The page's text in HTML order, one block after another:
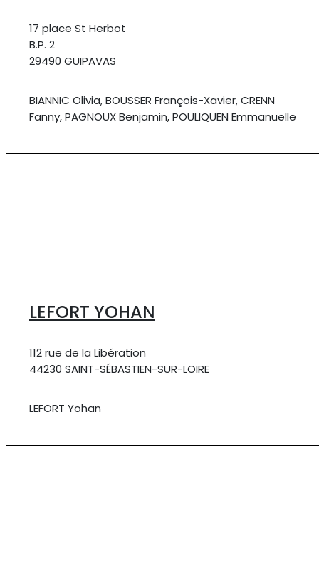
17 place St Herbot
B.P. 2
29490 GUIPAVAS
BIANNIC Olivia, BOUSSER François-Xavier, CRENN
Fanny, PAGNOUX Benjamin, POULIQUEN Emmanuelle
LEFORT YOHAN
112 rue de la Libération
44230 SAINT-SÉBASTIEN-SUR-LOIRE
LEFORT Yohan